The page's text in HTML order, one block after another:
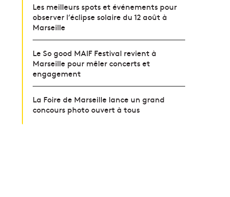
Les meilleurs spots et événements pour
observer l’éclipse solaire du 12 août à
Marseille
Le So good MAIF Festival revient à
Marseille pour mêler concerts et
engagement
La Foire de Marseille lance un grand
concours photo ouvert à tous